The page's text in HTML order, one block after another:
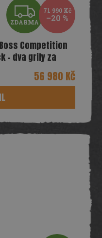
Z
D
A
R
M
A
ZDARMA
71 990 Kč
–20 %
Competition
– dva grily za
56 980 Kč